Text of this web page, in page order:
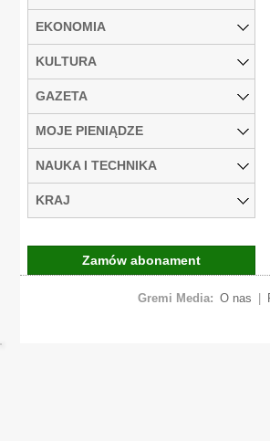
EKONOMIA
KULTURA
GAZETA
MOJE PIENIĄDZE
NAUKA I TECHNIKA
KRAJ
Zamów abonament
Gremi Media: O nas